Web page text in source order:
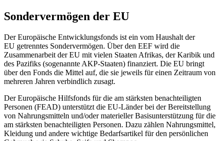
Sondervermögen der EU
Der Europäische Entwicklungsfonds ist ein vom Haushalt der
EU getrenntes Sondervermögen. Über den EEF wird die
Zusammenarbeit der EU mit vielen Staaten Afrikas, der Karibik und
des Pazifiks (sogenannte AKP-Staaten) finanziert. Die EU bringt
über den Fonds die Mittel auf, die sie jeweils für einen Zeitraum von
mehreren Jahren verbindlich zusagt.
Der Europäische Hilfsfonds für die am stärksten benachteiligten
Personen (FEAD) unterstützt die EU-Länder bei der Bereitstellung
von Nahrungsmitteln und/oder materieller Basisunterstützung für die
am stärksten benachteiligten Personen. Dazu zählen Nahrungsmittel,
Kleidung und andere wichtige Bedarfsartikel für den persönlichen